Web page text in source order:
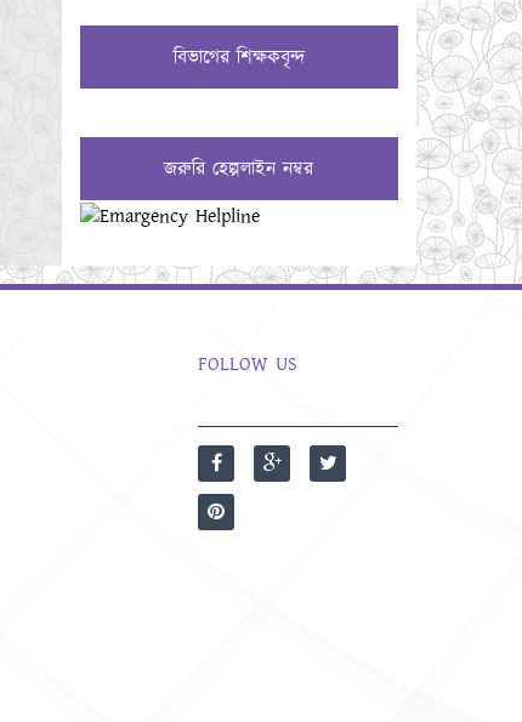
বিভাগের শিক্ষকবৃন্দ
জরুরি হেল্পলাইন নম্বর
FOLLOW US